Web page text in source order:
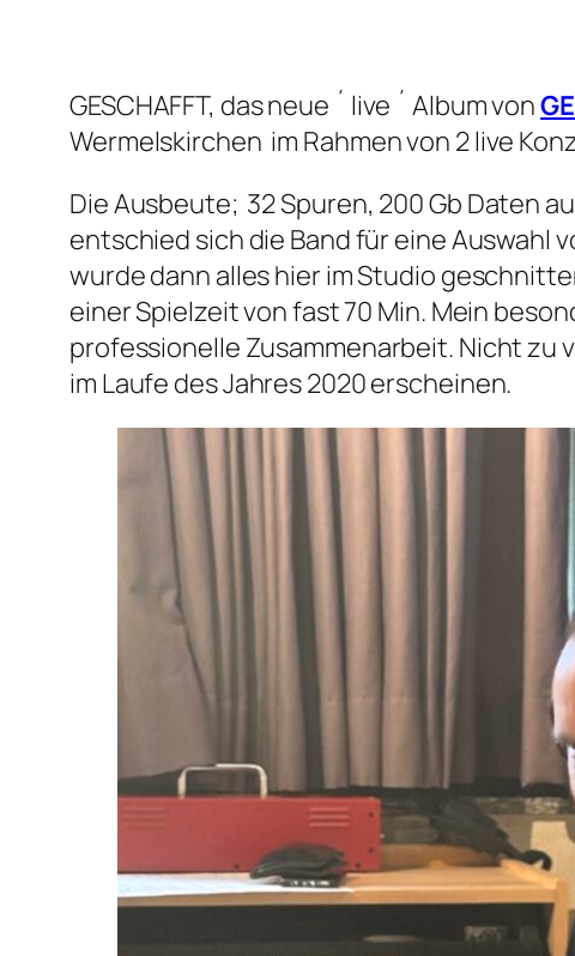
GESCHAFFT, das neue ´ live ´ Album von
Wermelskirchen im Rahmen von 2 live
Die Ausbeute; 32 Spuren, 200 Gb Daten
entschied sich die Band für eine Auswahl
wurde dann alles hier im Studio
einer Spielzeit von fast 70 Min. Mein
professionelle Zusammenarbeit. Nicht zu
im Laufe des Jahres 2020 erscheinen.